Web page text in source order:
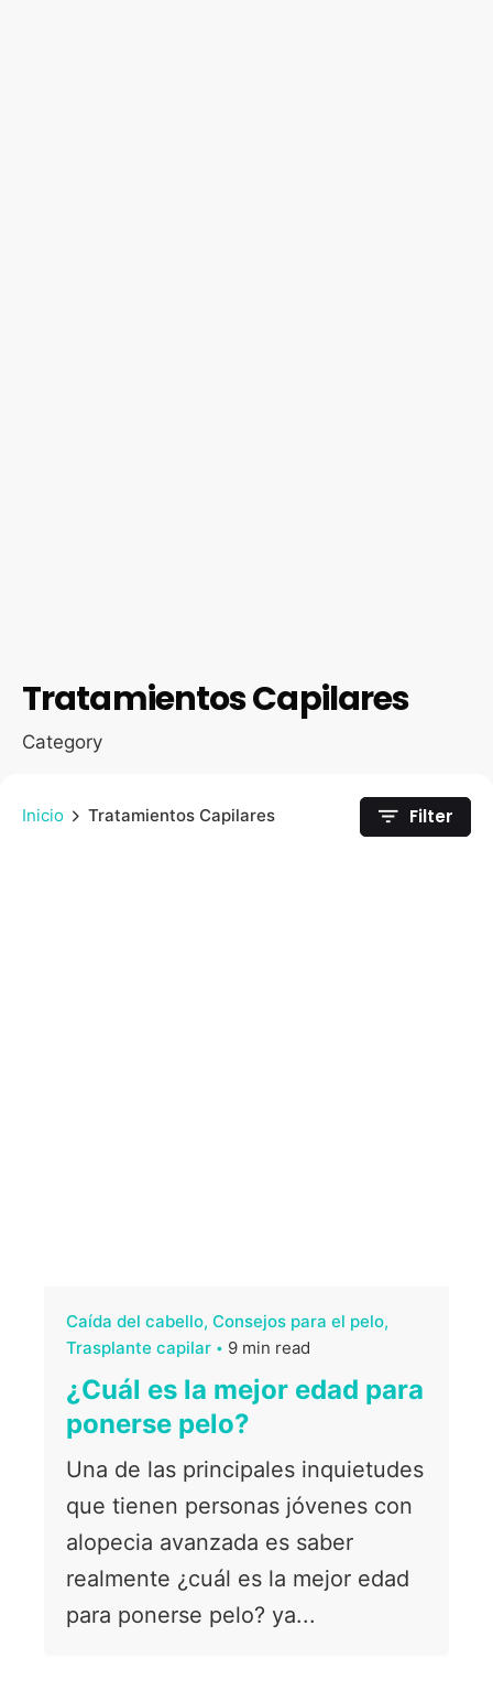
Tratamientos Capilares
Category
Inicio Tratamientos Capilares Filter
Caída del cabello Consejos para el pelo
Trasplante capilar
9 min read
¿Cuál es la mejor edad para
ponerse pelo?
Una de las principales inquietudes
que tienen personas jóvenes con
alopecia avanzada es saber
realmente ¿cuál es la mejor edad
para ponerse pelo? ya...